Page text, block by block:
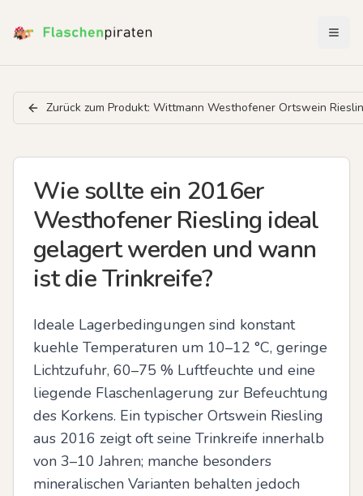
Zurück zum Produkt: Wittmann Westhofener Ortswein
Wie sollte ein 2016er
Westhofener Riesling ideal
gelagert werden und wann
ist die Trinkreife?
Ideale Lagerbedingungen sind konstant
kuehle Temperaturen um 10–12 °C, geringe
Lichtzufuhr, 60–75 % Luftfeuchte und eine
liegende Flaschenlagerung zur Befeuchtung
des Korkens. Ein typischer Ortswein Riesling
aus 2016 zeigt oft seine Trinkreife innerhalb
von 3–10 Jahren; manche besonders
mineralischen Varianten behalten jedoch